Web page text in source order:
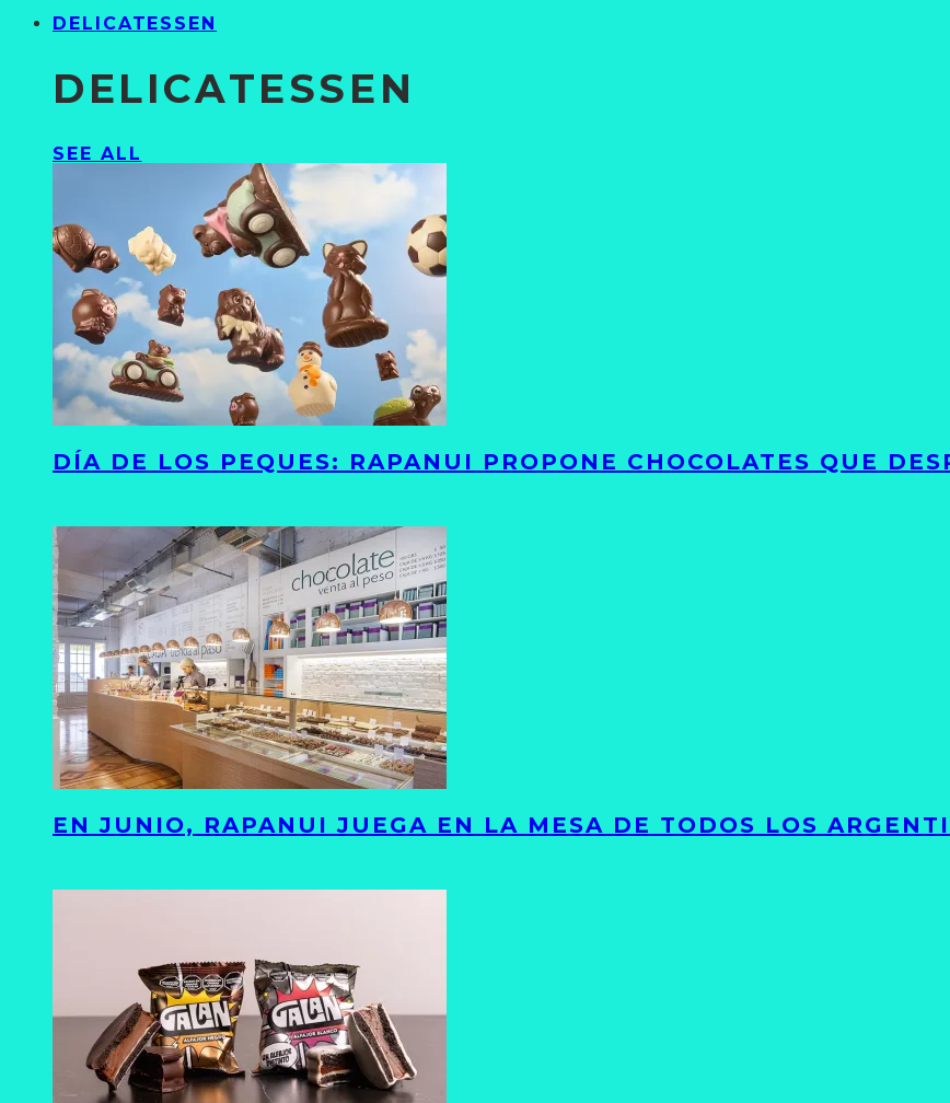
DELICATESSEN
DELICATESSEN
SEE ALL
DÍA DE LOS PEQUES: RAPANUI PROPONE CHOCOLATES QUE
EN JUNIO, RAPANUI JUEGA EN LA MESA DE TODOS LOS